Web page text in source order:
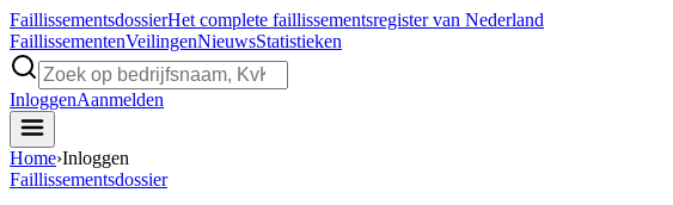
FaillissementsdossierHet complete faillissementsregister van Nederland
FaillissementenVeilingenNieuwsStatistieken
InloggenAanmelden
Home›Inloggen
Faillissementsdossier